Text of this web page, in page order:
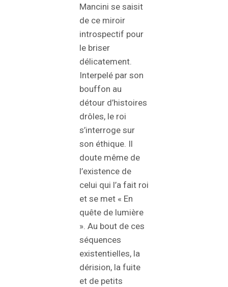
Mancini se saisit
de ce miroir
introspectif pour
le briser
délicatement.
Interpelé par son
bouffon au
détour d’histoires
drôles, le roi
s’interroge sur
son éthique. Il
doute même de
l’existence de
celui qui l’a fait roi
et se met « En
quête de lumière
». Au bout de ces
séquences
existentielles, la
dérision, la fuite
et de petits